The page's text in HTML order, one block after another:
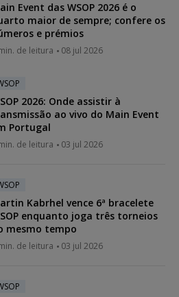
Event das WSOP 2026 é o
maior de sempre; confere os
e prémios
de leitura 08 jul 2026
2026: Onde assistir à
ao vivo do Main Event
Portugal
de leitura 03 jul 2026
Kabrhel vence 6ª bracelete
enquanto joga três torneios
mesmo tempo
de leitura 03 jul 2026